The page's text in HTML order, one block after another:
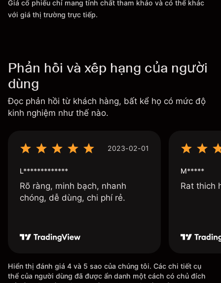
Giá cổ phiếu chỉ mang tính chất tham khảo và có thể khác
với giá thị trường trực tiếp.
Phản hồi và xếp hạng của người
dùng
Đọc phản hồi từ khách hàng, bất kể họ có mức độ
kinh nghiệm như thế nào.
2023-02-01
L*************
Rõ ràng, minh bạch, nhanh
chóng, dễ dùng, chi phí rẻ.
M*****
Rat thich
Hiển thị đánh giá 4 và 5 sao của chúng tôi. Các chi tiết cụ
thể của người dùng đã được ẩn danh một cách có chủ đích